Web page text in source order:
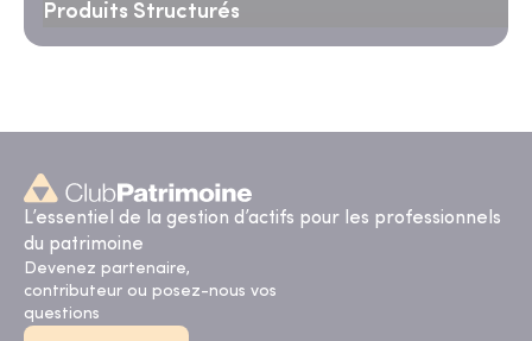
Produits Structurés
L’essentiel de la gestion d’actifs pour les professionnels
du patrimoine
Devenez partenaire,
contributeur ou posez-nous vos
questions